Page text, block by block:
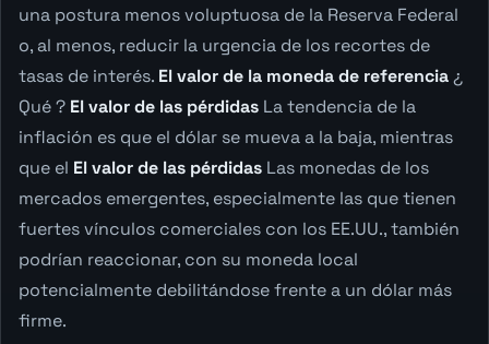
una postura menos voluptuosa de la Reserva Federal
o, al menos, reducir la urgencia de los recortes de
tasas de interés. El valor de la moneda de referencia¿
Qué ? El valor de las pérdidas La tendencia de la
inflación es que el dólar se mueva a la baja, mientras
que el El valor de las pérdidas Las monedas de los
mercados emergentes, especialmente las que tienen
fuertes vínculos comerciales con los EE.UU., también
podrían reaccionar, con su moneda local
potencialmente debilitándose frente a un dólar más
firme.